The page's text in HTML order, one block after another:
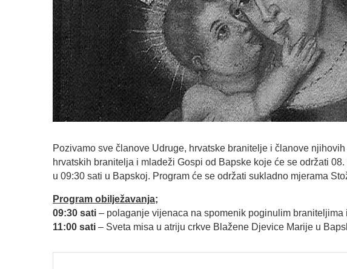
Pozivamo sve članove Udruge, hrvatske branitelje i članove
hrvatskih branitelja i mladeži Gospi od Bapske koje će se održati
u 09:30 sati u Bapskoj. Program će se održati sukladno mjerama
Program obilježavanja;
09:30 sati – polaganje vijenaca na spomenik poginulim braniteljima
11:00 sati – Sveta misa u atriju crkve Blažene Djevice Marije u